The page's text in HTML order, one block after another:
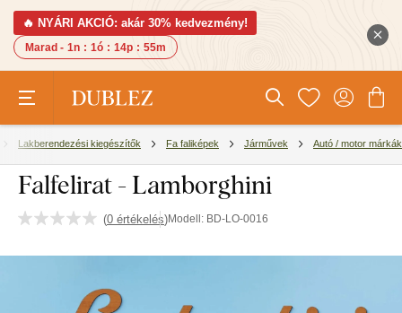
🔥 NYÁRI AKCIÓ: akár 30% kedvezmény!
Marad - 1n : 1ó : 14p : 54m
Lakberendezési kiegészítők Fa faliképek Járművek Autó / motor márkák
Falfelirat - Lamborghini
(0 értékelés)Modell: BD-LO-0016